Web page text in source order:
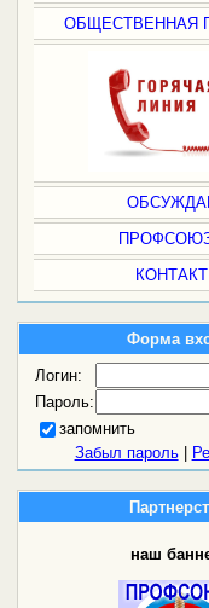
ОБЩЕСТВЕННАЯ
Форма
Логин:
Пароль:
запомнить
Забыл пароль|
наш